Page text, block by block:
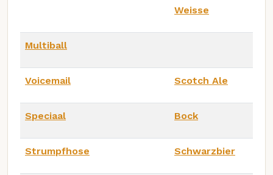
Weisse
Multiball
Voicemail Scotch Ale
Speciaal Bock
Strumpfhose Schwarzbier